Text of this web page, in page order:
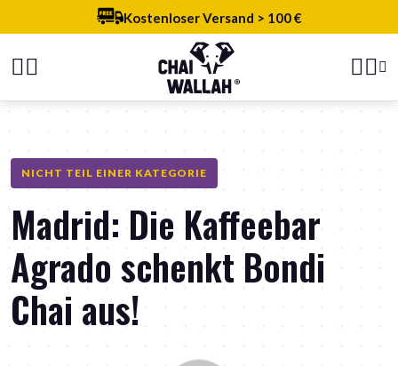
Kostenloser Versand > 100 €
NICHT TEIL EINER KATEGORIE
Madrid: Die Kaffeebar
Agrado schenkt Bondi
Chai aus!